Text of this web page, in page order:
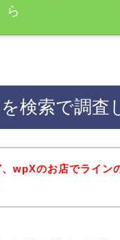
ら
検索で調査
wpXのお店でライン